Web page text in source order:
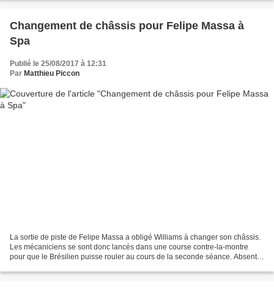
Changement de châssis pour Felipe Massa à
Spa
Publié le 25/08/2017 à 12:31
Par Matthieu Piccon
La sortie de piste de Felipe Massa a obligé Williams à changer son châssis.
Les mécaniciens se sont donc lancés dans une course contre-la-montre
pour que le Brésilien puisse rouler au cours de la seconde séance. Absent à